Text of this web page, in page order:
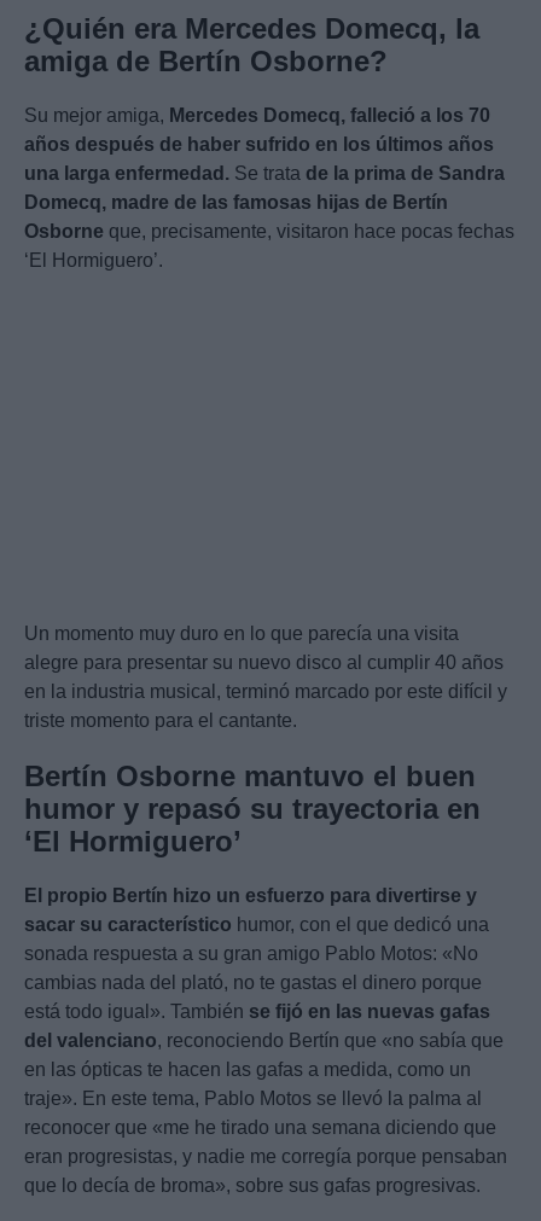
¿Quién era Mercedes Domecq, la
amiga de Bertín Osborne?
Su mejor amiga, Mercedes Domecq, falleció a los 70
años después de haber sufrido en los últimos años
una larga enfermedad. Se trata de la prima de Sandra
Domecq, madre de las famosas hijas de Bertín
Osborne que, precisamente, visitaron hace pocas fechas
‘El Hormiguero’.
Un momento muy duro en lo que parecía una visita
alegre para presentar su nuevo disco al cumplir 40 años
en la industria musical, terminó marcado por este difícil y
triste momento para el cantante.
Bertín Osborne mantuvo el buen
humor y repasó su trayectoria en
‘El Hormiguero’
El propio Bertín hizo un esfuerzo para divertirse y
sacar su característico humor, con el que dedicó una
sonada respuesta a su gran amigo Pablo Motos: «No
cambias nada del plató, no te gastas el dinero porque
está todo igual». También se fijó en las nuevas gafas
del valenciano, reconociendo Bertín que «no sabía que
en las ópticas te hacen las gafas a medida, como un
traje». En este tema, Pablo Motos se llevó la palma al
reconocer que «me he tirado una semana diciendo que
eran progresistas, y nadie me corregía porque pensaban
que lo decía de broma», sobre sus gafas progresivas.